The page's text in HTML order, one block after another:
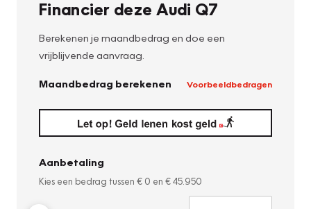
Financier deze Audi Q7
Berekenen je maandbedrag en doe een
vrijblijvende aanvraag.
Maandbedrag berekenen Voorbeeldbedragen
Aanbetaling
Kies een bedrag tussen € 0 en € 45.950